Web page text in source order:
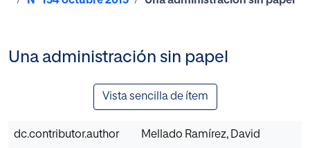
Una administración sin papel
Vista sencilla de ítem
dc.contributor.author Mellado Ramírez, David